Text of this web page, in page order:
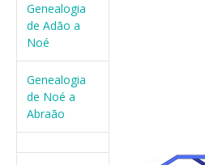
Genealogia
de Adão a
Noé
Genealogia
de Noé a
Abraão